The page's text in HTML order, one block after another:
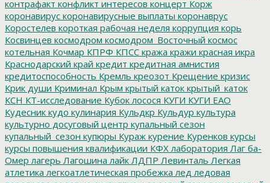
контрафакт конфликт интересов концерт Корж
коронавирус коронавирусные выплаты коронаврус
Коростелев короткая рабочая неделя коррупция корь
Косвинцев космодром космодром_Восточный космос
котельная Кочмар КПРФ КПСС кража кражи красная икра
Краснодарский край кредит кредитная амнистия
кредитоспособность Кремль креозот Крещение кризис
Крик души Криминал Крым крытый каток крытый_каток
КСН КТ-исследование Кубок лосося КУГИ КУГИ ЕАО
Кудесник кудо кулинария Кульдкр Кульдур культура
культурно досуговый центр купальный сезон
купальный_сезон купюры Кураж курение Куренков курсы
курсы повышения квалификации КФХ лаборатория Лаг ба-
Омер лагерь Лагошина лайк ЛДПР Левинталь Легкая
атлетика легкоатлетическая пробежка лед ледовая